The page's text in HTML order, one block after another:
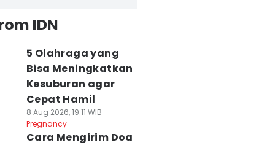
IDN
5 Olahraga yang
Bisa Meningkatkan
Kesuburan agar
Cepat Hamil
8 Aug 2026, 19:11 WIB
Pregnancy
Cara Mengirim Doa